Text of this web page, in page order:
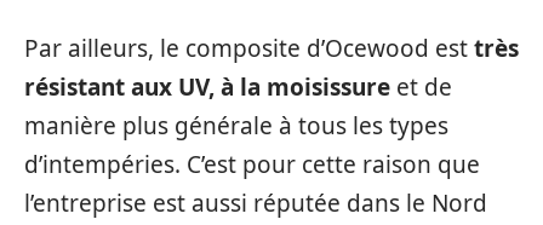
Par ailleurs, le composite d’Ocewood esttrès
résistant aux UV, à la moisissure et de
manière plus générale à tous les types
d’intempéries. C’est pour cette raison que
l’entreprise est aussi réputée dans le Nord